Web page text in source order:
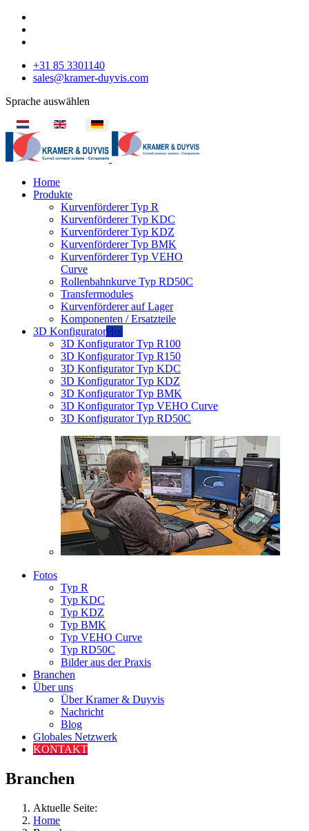
+31 85 3301140
sales@kramer-duyvis.com
Sprache auswählen
Home
Produkte
Kurvenförderer Typ R
Kurvenförderer Typ KDC
Kurvenförderer Typ KDZ
Kurvenförderer Typ BMK
Kurvenförderer Typ VEHO
Curve
Rollenbahnkurve Typ RD50C
Transfermodules
Kurvenförderer auf Lager
Komponenten / Ersatzteile
3D KonfiguratorHot
3D Konfigurator Typ R100
3D Konfigurator Typ R150
3D Konfigurator Typ KDC
3D Konfigurator Typ KDZ
3D Konfigurator Typ BMK
3D Konfigurator Typ VEHO Curve
3D Konfigurator Typ RD50C
Fotos
Typ R
Typ KDC
Typ KDZ
Typ BMK
Typ VEHO Curve
Typ RD50C
Bilder aus der Praxis
Branchen
Über uns
Über Kramer & Duyvis
Nachricht
Blog
Globales Netzwerk
KONTAKT
Branchen
Aktuelle Seite:
Home